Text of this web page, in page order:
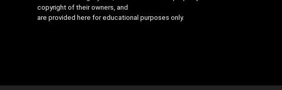
copyright of their owners, and
are provided here for educational purposes only.